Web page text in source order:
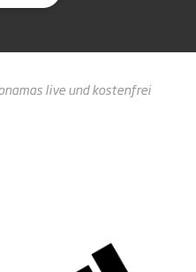
live und kostenfrei